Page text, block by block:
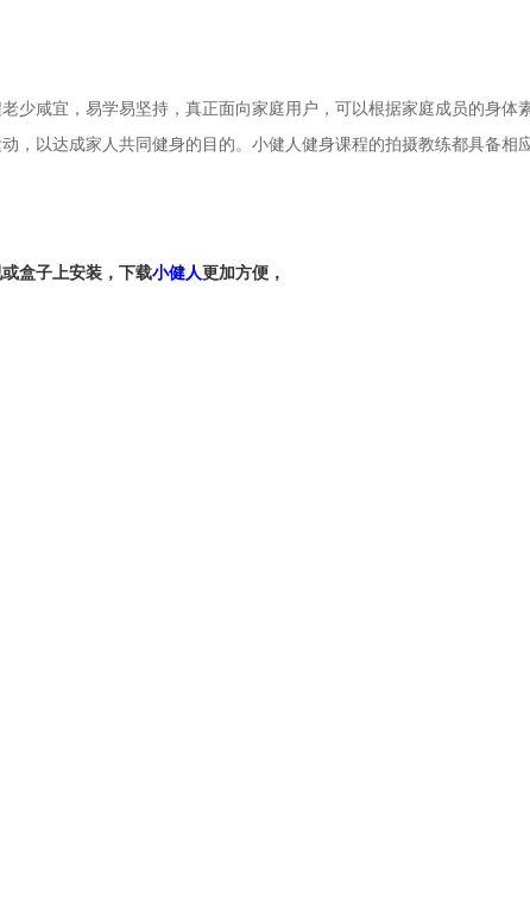
少咸宜，易学易坚持，真正面向家庭用户，可以根据家庭成员的身体
，以达成家人共同健身的目的。小健人健身课程的拍摄教练都具备相
盒子上安装，下载小健人更加方便，